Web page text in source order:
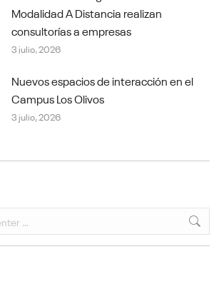
Modalidad A Distancia realizan
consultorías a empresas
3 julio, 2026
Nuevos espacios de interacción en el
Campus Los Olivos
3 julio, 2026